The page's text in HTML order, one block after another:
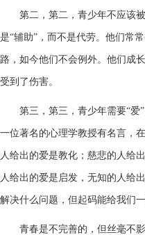
第二， 第二，青少年不应该
是“辅助”，而不是代劳。他们常
路，如今他们不会例外。他们成
受到了伤害。
第三， 第三，青少年需要“爱
一位著名的心理学教授有名言，
人给出的爱是教化；慈悲的人给
人给出的爱是启发，无知的人给
解决什么问题，但起码能给我们
青春是不完善的，但丝毫不